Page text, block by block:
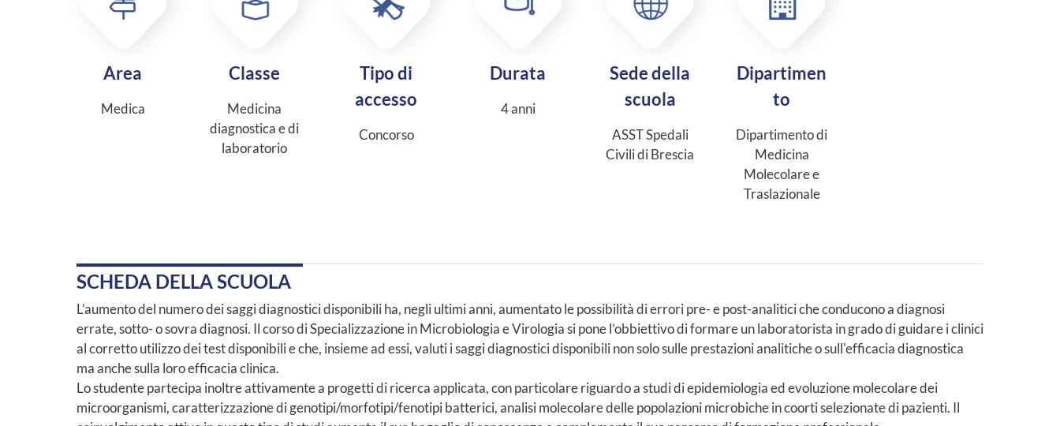
Area
Medica
Classe
Medicina
diagnostica e di
laboratorio
Tipo di
accesso
Concorso
Durata
4 anni
Sede della
scuola
ASST Spedali
Civili di Brescia
Dipartimen
to
Dipartimento di
Medicina
Molecolare e
Traslazionale
SCHEDA DELLA SCUOLA
L’aumento del numero dei saggi diagnostici disponibili ha, negli ultimi anni, aumentato le possibilità di errori pre- e post-analitici che conducono a diagnosi
errate, sotto- o sovra diagnosi. Il corso di Specializzazione in Microbiologia e Virologia si pone l’obbiettivo di formare un laboratorista in grado di guidare i clinici
al corretto utilizzo dei test disponibili e che, insieme ad essi, valuti i saggi diagnostici disponibili non solo sulle prestazioni analitiche o sull'efficacia diagnostica
ma anche sulla loro efficacia clinica.
Lo studente partecipa inoltre attivamente a progetti di ricerca applicata, con particolare riguardo a studi di epidemiologia ed evoluzione molecolare dei
microorganismi, caratterizzazione di genotipi/morfotipi/fenotipi batterici, analisi molecolare delle popolazioni microbiche in coorti selezionate di pazienti. Il